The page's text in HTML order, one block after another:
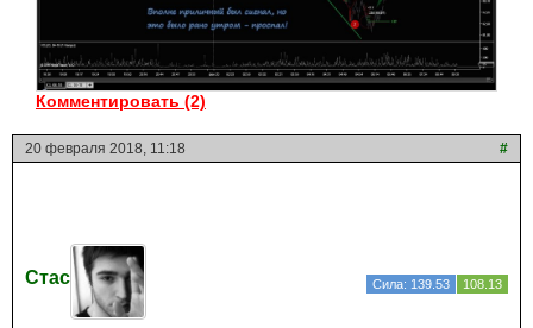
Комментировать (2)
20 февраля 2018, 11:18 #
Стас Сила: 139.53 108.13